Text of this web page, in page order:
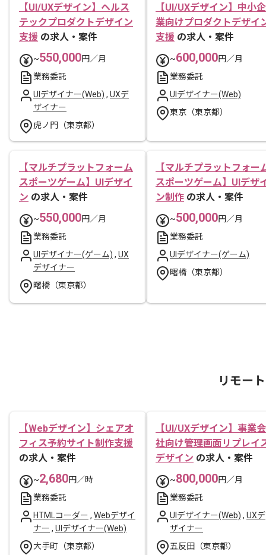
【UI/UXデザイン】ヘルス
テックプロダクトデザイン
支援 の求人・案件
~550,000円／月
業務委託
UIデザイナー(Web) , UXデ
ザイナー
虎ノ門（東京都）
【UI/UXデザイン】中小企
業向けプロダクトデザイ
支援 の求人・案件
~600,000円／月
業務委託
UIデザイナー(Web)
東京（東京都）
【マルチプラットフォーム
スポーツゲーム】UIデザイ
ン の求人・案件
~550,000円／月
業務委託
UIデザイナー(ゲーム) , UX
デザイナー
曙橋（東京都）
【マルチプラットフォー
スポーツゲーム】UIデザ
ン制作 の求人・案件
~500,000円／月
業務委託
UIデザイナー(ゲーム)
曙橋（東京都）
リモー
【Webデザイン】シェアオ
フィス予約サイト制作支援
の求人・案件
~2,680円／時
業務委託
HTMLコーダー , Webデザイ
ナー , UIデザイナー(Web)
大手町（東京都）
【UI/UXデザイン】事業会
社向け管理画面リプレイ
デザイン の求人・案件
~800,000円／月
業務委託
UIデザイナー(Web) , UXデ
ザイナー
五反田（東京都）